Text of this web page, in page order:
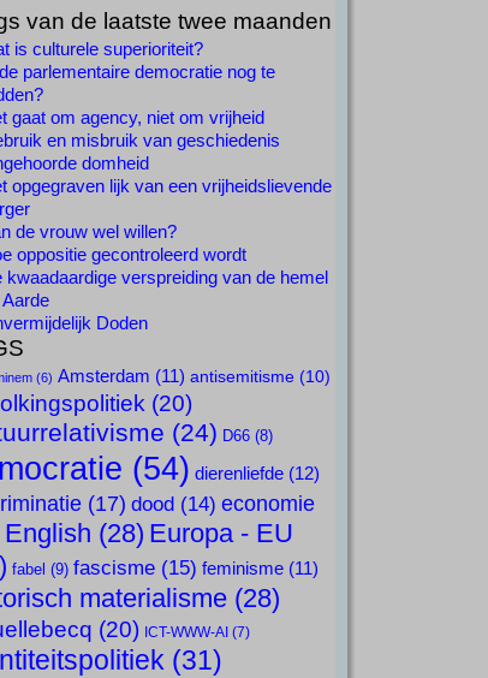
van de laatste twee maanden
is culturele superioriteit?
parlementaire democratie nog te
gaat om agency, niet om vrijheid
en misbruik van geschiedenis
domheid
opgegraven lijk van een vrijheidslievende
de vrouw wel willen?
oppositie gecontroleerd wordt
kwaadaardige verspreiding van de hemel
Doden
(6) Amsterdam (11) antisemitisme (10)
(20)
(24) D66 (8)
(54) dierenliefde (12)
(17) dood (14) economie
English (28) Europa - EU
fabel (9) fascisme (15) feminisme (11)
materialisme (28)
(20) ICT-WWW-AI (7)
(31)